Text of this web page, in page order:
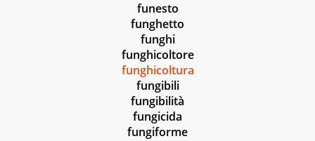
funesto
funghetto
funghi
funghicoltore
funghicoltura
fungibili
fungibilità
fungicida
fungiforme